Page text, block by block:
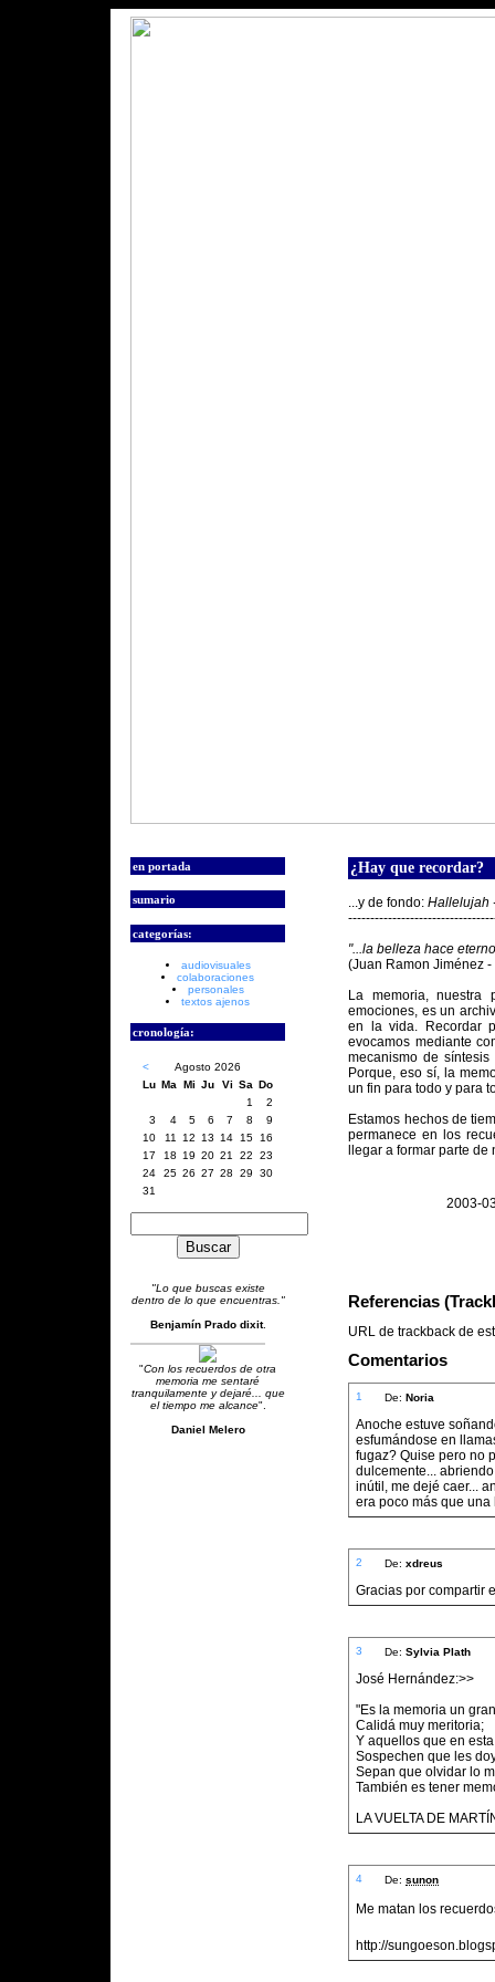
en portada
sumario
categorías:
audiovisuales
colaboraciones
personales
textos ajenos
cronología:
<
Agosto 2026
Lu Ma Mi Ju Vi Sa Do
1
2
3
4 5 6 7 8
9
10
11 12 13 14 15
16
17
18 19 20 21 22
23
24
25 26 27 28 29
30
31
"Lo que buscas existe
dentro de lo que encuentras."
Benjamín Prado dixit.
"Con los recuerdos de otra
memoria me sentaré
tranquilamente y dejaré... que
el tiempo me alcance".
Daniel Melero
¿Hay que recordar?
...y de fondo: Hallelujah
"...la belleza hace
(Juan Ramon Jiménez -
La memoria,
emociones, es un
en la vida. Recordar
evocamos mediante
mecanismo de
Porque, eso sí, la
un fin para todo y para
Estamos hechos de
permanece en los
llegar a formar parte
2003-
Referencias
URL de trackback de
Comentarios
1 De:Noria
Anoche estuve
esfumándose en
fugaz? Quise pero no
dulcemente...
inútil, me dejé caer...
era poco más que una
2 De:xdreus
Gracias por compartir
3 De:Sylvia Plath
José Hernández:>>
"Es la memoria un
Calidá muy meritoria;
Y aquellos que en
Sospechen que les
Sepan que olvidar lo
También es tener
LA VUELTA DE
4 De:sunon
Me matan los
http://